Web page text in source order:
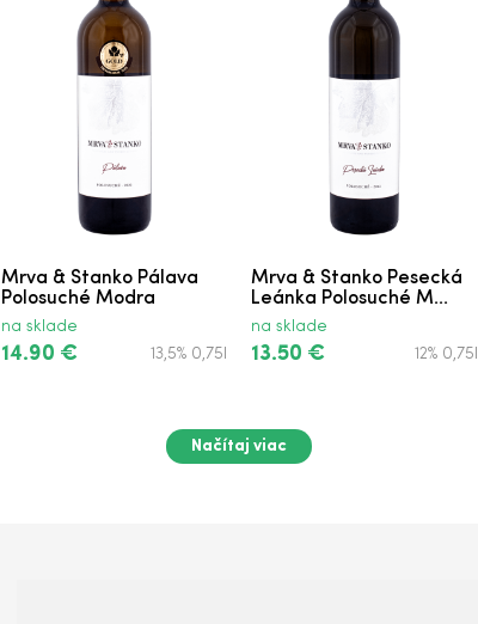
Mrva & Stanko Pálava
Polosuché Modra
na sklade
14.90 € 13,5% 0,75l
Mrva & Stanko Pesecká
Leánka Polosuché M...
na sklade
13.50 € 12% 0,75l
Načítaj viac